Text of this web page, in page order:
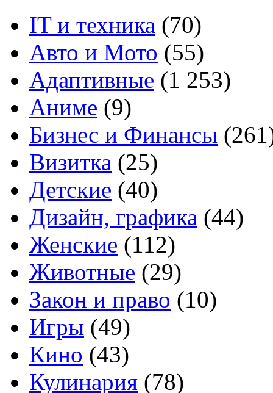
IT и техника (70)
Авто и Мото (55)
Адаптивные (1 253)
Аниме (9)
Бизнес и Финансы
Визитка (25)
Детские (40)
Дизайн, графика (44)
Женские (112)
Животные (29)
Закон и право (10)
Игры (49)
Кино (43)
Кулинария (78)